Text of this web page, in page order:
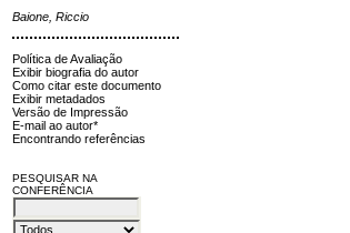
Baione, Riccio
Política de Avaliação
Exibir biografia do autor
Como citar este documento
Exibir metadados
Versão de Impressão
E-mail ao autor*
Encontrando referências
PESQUISAR NA
CONFERÊNCIA